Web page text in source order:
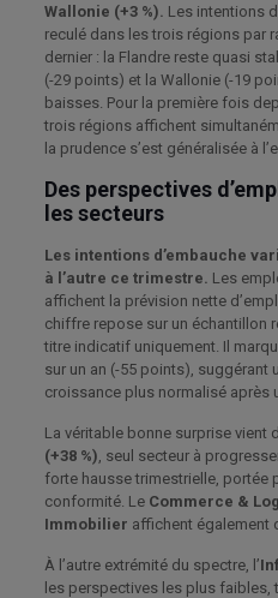
Wallonie (+3 %). Les intentions
reculé dans les trois régions par
dernier : la Flandre reste quasi
(-29 points) et la Wallonie (-19
baisses. Pour la première fois
trois régions affichent
la prudence s’est généralisée à
Des perspectives
les secteurs
Les intentions d’embauche
à l’autre ce trimestre. Les
affichent la prévision nette
chiffre repose sur un échantillon
titre indicatif uniquement. Il
sur un an (-55 points), suggérant
croissance plus normalisé après
La véritable bonne surprise vient
(+38 %) , seul secteur à
forte hausse trimestrielle, portée
conformité. Le Commerce &
Immobilier affichent également
À l’autre extrémité du spectre, l’
les perspectives les plus faibles,